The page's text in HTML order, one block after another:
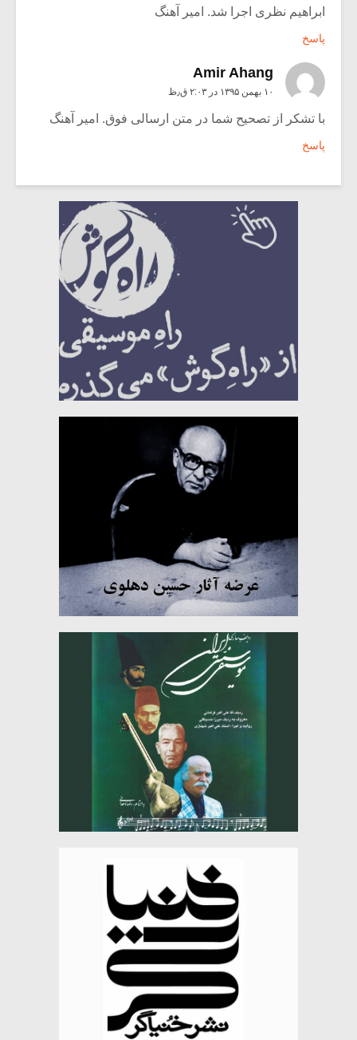
ابراهیم نظری اجرا شد. امیر آهنگ
پاسخ
Amir Ahang
۱۰ بهمن ۱۳۹۵ در ۲:۰۳ ق٫ظ
با تشکر از تصحیح شما در متن ارسالی فوق. امیر آهنگ
پاسخ